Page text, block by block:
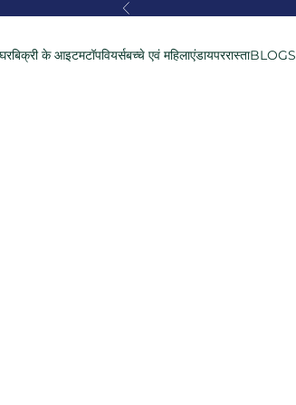
पहले का
घरबिक्री के आइटमटॉपवियर्सबच्चे एवं महिलाएंडायपररास्ताBLOGS